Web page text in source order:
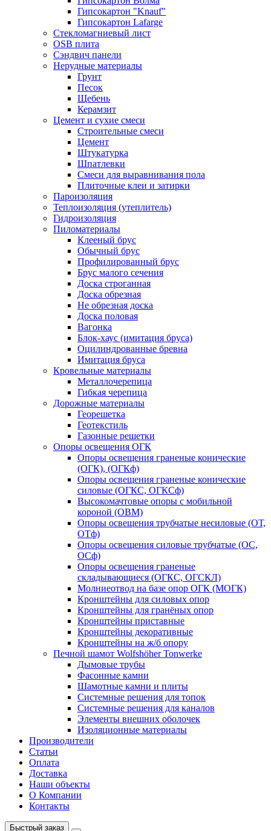
Гипсокартон "Knauf"
Гипсокартон Lafarge
Стекломагниевый лист
OSB плита
Сэндвич панели
Нерудные материалы
Грунт
Песок
Щебень
Керамзит
Цемент и сухие смеси
Строительные смеси
Цемент
Штукатурка
Шпатлевки
Смеси для выравнивания пола
Плиточные клеи и затирки
Пароизоляция
Теплоизоляция (утеплитель)
Гидроизоляция
Пиломатериалы
Клееный брус
Обычный брус
Профилированный брус
Брус малого сечения
Доска строганная
Доска обрезная
Не обрезная доска
Доска половая
Вагонка
Блок-хаус (имитация бруса)
Оцилиндрованные бревна
Имитация бруса
Кровельные материалы
Металлочерепица
Гибкая черепица
Дорожные материалы
Георешетка
Геотекстиль
Газонные решетки
Опоры освещения ОГК
Опоры освещения граненые конические
(ОГК), (ОГКф)
Опоры освещения граненые конические
силовые (ОГКС, ОГКСф)
Высокомачтовые опоры с мобильной
короной (ОВМ)
Опоры освещения трубчатые несиловые (ОТ,
ОТф)
Опоры освещения силовые трубчатые (ОС,
ОСф)
Опоры освещения граненые
складывающиеся (ОГКС, ОГСКЛ)
Молниеотвод на базе опор ОГК (МОГК)
Кронштейны для силовых опор
Кронштейны для гранёных опор
Кронштейны приставные
Кронштейны декоративные
Кронштейны на ж/б опору
Печной шамот Wolfshöher Tonwerke
Дымовые трубы
Фасонные камни
Шамотные камни и плиты
Системные решения для топок
Системные решения для каналов
Элементы внешних оболочек
Изоляционные материалы
Производители
Статьи
Оплата
Доставка
Наши объекты
О Компании
Контакты
Быстрый заказ